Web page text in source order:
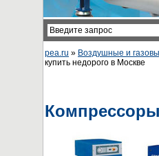
pea.ru » Воздушные и
купить недорого в Москве